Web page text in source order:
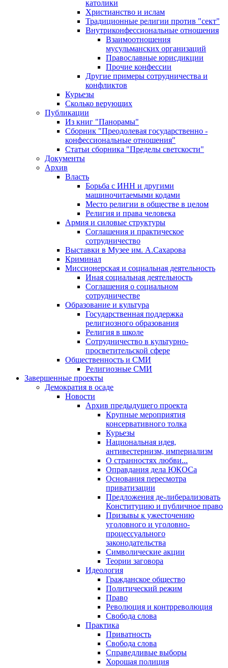
католики
Христианство и ислам
Традиционные религии против "сект"
Внутриконфессиональные отношения
Взаимоотношения
мусульманских организаций
Православные юрисдикции
Прочие конфессии
Другие примеры сотрудничества и
конфликтов
Курьезы
Сколько верующих
Публикации
Из книг "Панорамы"
Сборник "Преодолевая государственно -
конфессиональные отношения"
Статьи сборника "Пределы светскости"
Документы
Архив
Власть
Борьба с ИНН и другими
машиночитаемыми кодами
Место религии в обществе в целом
Религия и права человека
Армия и силовые структуры
Соглашения и практическое
сотрудничество
Выставки в Музее им. А.Сахарова
Криминал
Миссионерская и социальная деятельность
Иная социальная деятельность
Соглашения о социальном
сотрудничестве
Образование и культура
Государственная поддержка
религиозного образования
Религия в школе
Сотрудничество в культурно-
просветительской сфере
Общественность и СМИ
Религиозные СМИ
Завершенные проекты
Демократия в осаде
Новости
Архив предыдущего проекта
Крупные мероприятия
консервативного толка
Курьезы
Национальная идея,
антивестернизм, империализм
О странностях любви...
Оправдания дела ЮКОСа
Основания пересмотра
приватизации
Предложения де-либерализовать
Конституцию и публичное право
Призывы к ужесточению
уголовного и уголовно-
процессуального
законодательства
Символические акции
Теории заговора
Идеология
Гражданское общество
Политический режим
Право
Революция и контрреволюция
Свобода слова
Практика
Приватность
Свобода слова
Справедливые выборы
Хорошая полиция